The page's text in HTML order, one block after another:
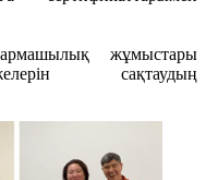
жұмыстары
сақтаудың